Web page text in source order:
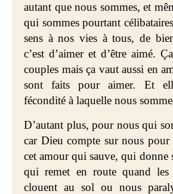
autant que nous sommes, et
qui sommes pourtant
sens à nos vies à tous, de
c’est d’aimer et d’être aimé.
couples mais ça vaut aussi en
sont faits pour aimer. Et
fécondité à laquelle nous
D’autant plus, pour nous qui
car Dieu compte sur nous pour
cet amour qui sauve, qui donne
qui remet en route quand les
clouent au sol ou nous